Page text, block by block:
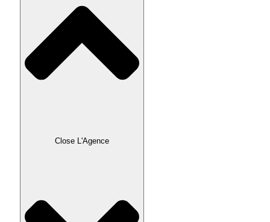
Close L'Agence